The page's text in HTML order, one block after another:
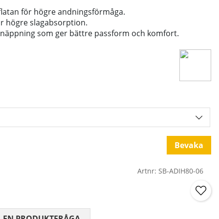
för högre andningsförmåga.
högre slagabsorption.
som ger bättre passform och komfort.
Bevaka
Artnr: SB-ADIH80-06